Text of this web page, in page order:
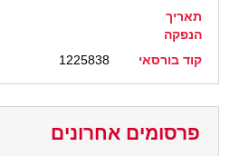
תאריך
הנפקה
קוד בורסאי
1225838
פרסומים אחרונים